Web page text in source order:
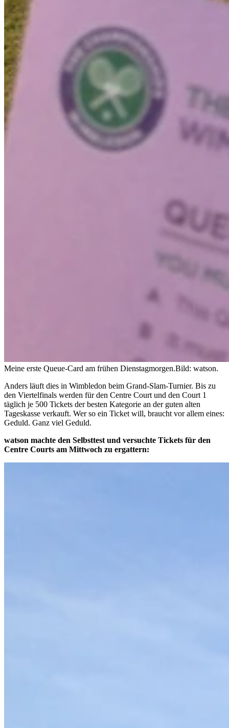
Meine erste Queue-Card am frühen Dienstagmorgen.Bild: watson.
Anders läuft dies in Wimbledon beim Grand-Slam-Turnier. Bis zu
den Viertelfinals werden für den Centre Court und den Court 1
täglich je 500 Tickets der besten Kategorie an der guten alten
Tageskasse verkauft. Wer so ein Ticket will, braucht vor allem eines:
Geduld. Ganz viel Geduld.
watson machte den Selbsttest und versuchte Tickets für den
Centre Courts am Mittwoch zu ergattern: